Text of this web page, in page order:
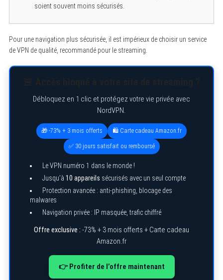
soient souvent moins sécurisés.
Pour une navigation plus sécurisée, il est impérieux de choisir un service
de VPN de qualité, recommandé pour le streaming.
Débloquez en 1 clic et protégez votre vie privée avec
NordVPN.
🎁 -73% + 3 mois offerts 🛍️ Carte cadeau Amazon.fr
✅ 30 jours satisfait ou remboursé
Le VPN numéro 1 dans le monde !
Jusqu’à 10 appareils sécurisés avec un seul compte
Protection avancée : anti-phishing, blocage des
malwares
Navigation privée : IP masquée, trafic chiffré
Offre exclusive : -73% + 3 mois offerts + Carte cadeau
Amazon.fr
👉 Profiter de l’offre maintenant
S
f
: